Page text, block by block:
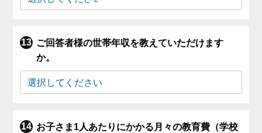
ご回答者様の世帯年収を教えていただけます
か。
お子さま1人あたりにかかる月々の教育費（学校